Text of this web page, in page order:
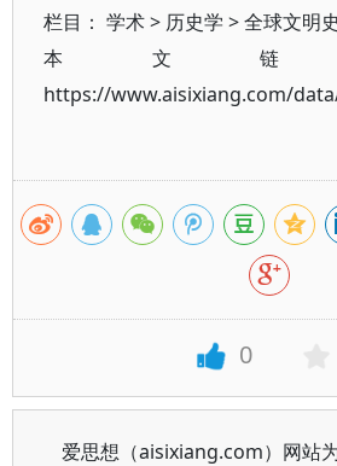
栏目： 学术> 历史学 >全球文明
本文链
https://www.aisixiang.com/
0
爱思想（aisixiang.com）网站